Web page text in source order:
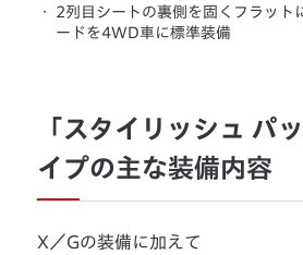
・
2列目シートの裏側を固くフラット
ードを4WD車に標準装備
「スタイリッシュ パ
イプの主な装備内容
X／Gの装備に加えて